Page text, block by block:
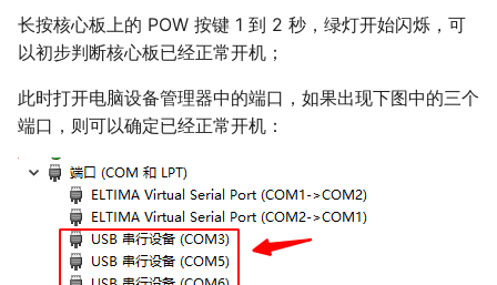
长按核心板上的 POW 按键 1 到 2 秒，绿灯开始闪烁，可
以初步判断核心板已经正常开机；
此时打开电脑设备管理器中的端口，如果出现下图中的三个
端口，则可以确定已经正常开机：